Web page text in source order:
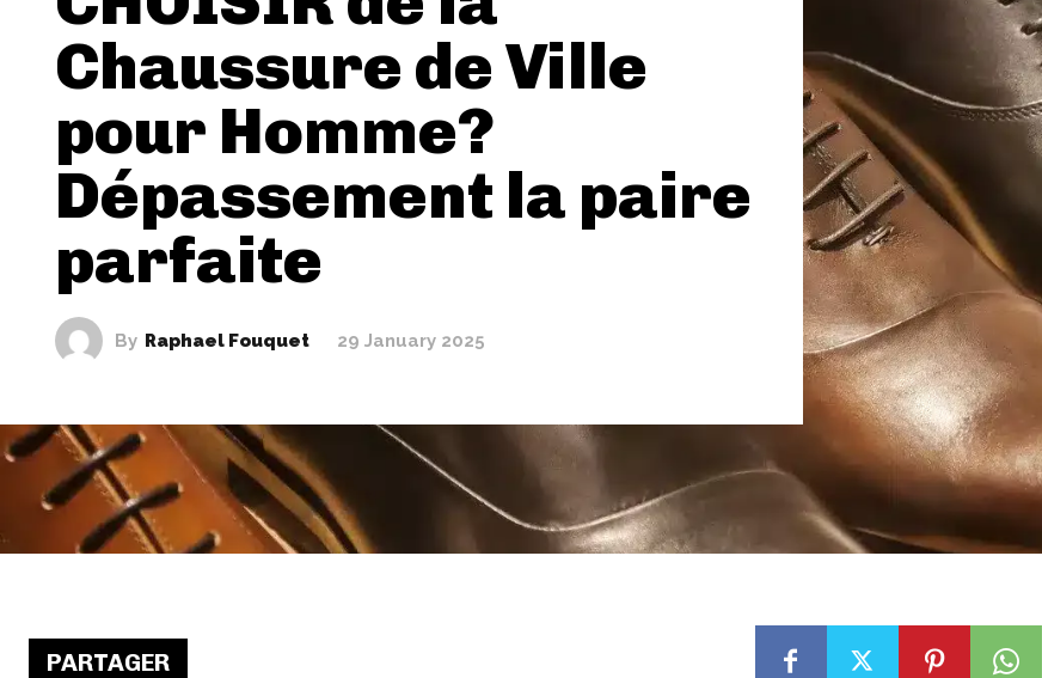
Chaussure de Ville
pour Homme?
Dépassement la paire
parfaite
By Raphael Fouquet 29 January 2025
PARTAGER